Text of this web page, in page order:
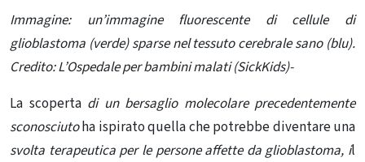
Immagine: un’immagine fluorescente di cellule di
glioblastoma (verde) sparse nel tessuto cerebrale sano (blu).
Credito: L’Ospedale per bambini malati (SickKids)-
La scopertadi un bersaglio molecolare precedentemente
sconosciutoha ispirato quella che potrebbe diventare una
svolta terapeutica per le persone affette da glioblastoma, il